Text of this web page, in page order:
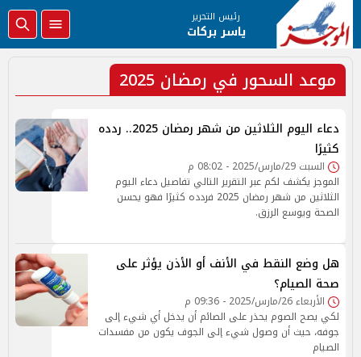
رئيس التحرير
ياسر بركات
موعد السحور في رمضان 2025
دعاء اليوم الثلاثين من شهر رمضان 2025.. ردده
كثيرًا
السبت 29/مارس/2025 - 08:02 م
الموجز يكشف لكم عبر التقرير التالي تفاصيل دعاء اليوم
الثلاثين من شهر رمضان 2025 فردده كثيرًا فهو يحسن
الصحة ويوسع الرزق.
هل وضع النقط في الأنف أو الأذن يؤثر على
صحة الصيام؟
الأربعاء 26/مارس/2025 - 09:36 م
لكي يصح الصوم يحذر على الصائم أن يدخل أي شيء إلى
جوفه، حيث أن وصول شيء إلى الجوف يكون من مفسدات
الصيام